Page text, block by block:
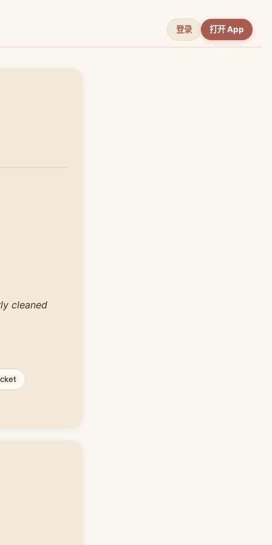
登录 打开 App
cleaned